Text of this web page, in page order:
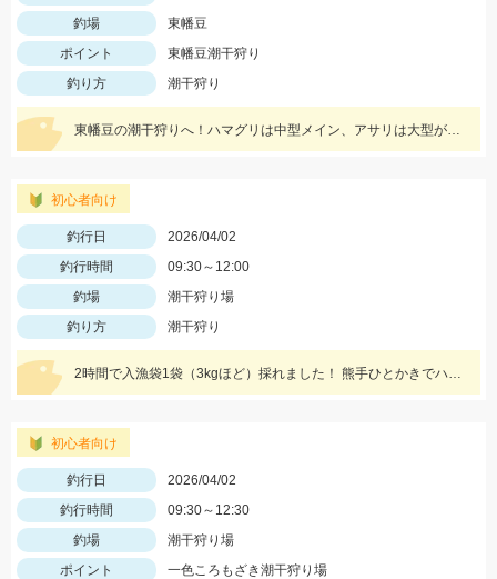
釣場
東幡豆
ポイント
東幡豆潮干狩り
釣り方
潮干狩り
東幡豆の潮干狩りへ！ハマグリは中型メイン、アサリは大型が取れたそうです！
初心者向け
釣行日
2026/04/02
釣行時間
09:30～12:00
釣場
潮干狩り場
釣り方
潮干狩り
2時間で入漁袋1袋（3kgほど）採れました！ 熊手ひとかきでハマグリを見つけることが出来たので、深く掘らずに浅く広範囲に探してみましょう♪
初心者向け
釣行日
2026/04/02
釣行時間
09:30～12:30
釣場
潮干狩り場
ポイント
一色ころもざき潮干狩り場